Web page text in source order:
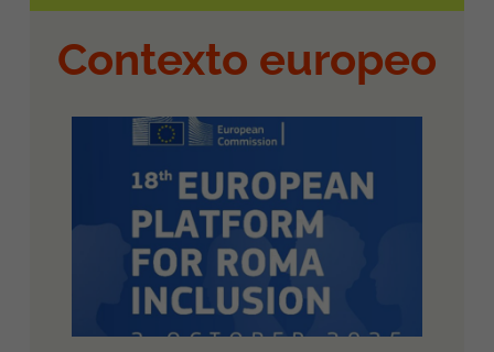
Contexto europeo